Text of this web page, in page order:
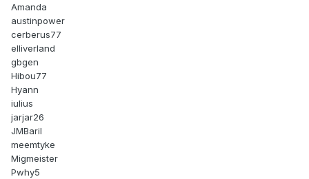
Amanda
austinpower
cerberus77
elliverland
gbgen
Hibou77
Hyann
iulius
jarjar26
JMBaril
meemtyke
Migmeister
Pwhy5